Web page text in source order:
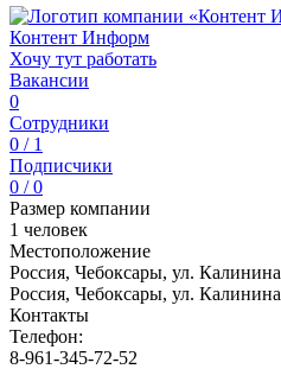
Контент Информ
Хочу тут работать
Вакансии
0
Сотрудники
0 / 1
Подписчики
0 / 0
Размер компании
1 человек
Местоположение
Россия, Чебоксары, ул. Калинина
Россия, Чебоксары, ул. Калинина
Контакты
Телефон:
8-961-345-72-52